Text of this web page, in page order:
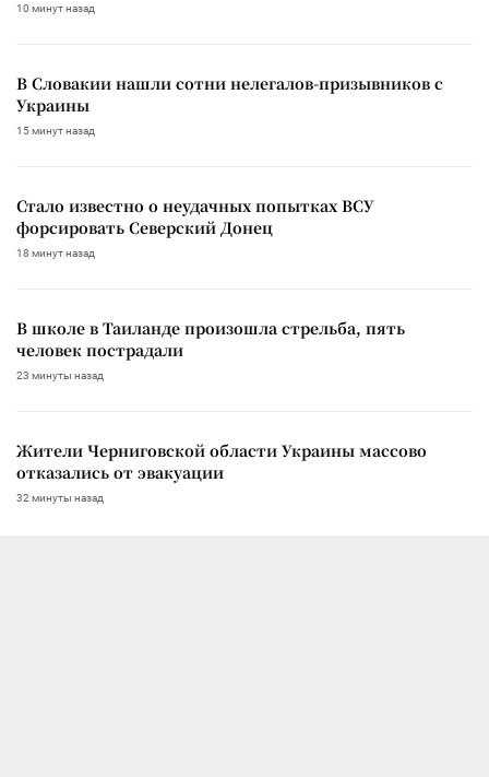
10 минут назад
В Словакии нашли сотни нелегалов-призывников с
Украины
15 минут назад
Стало известно о неудачных попытках ВСУ
форсировать Северский Донец
18 минут назад
В школе в Таиланде произошла стрельба, пять
человек пострадали
23 минуты назад
Жители Черниговской области Украины массово
отказались от эвакуации
32 минуты назад